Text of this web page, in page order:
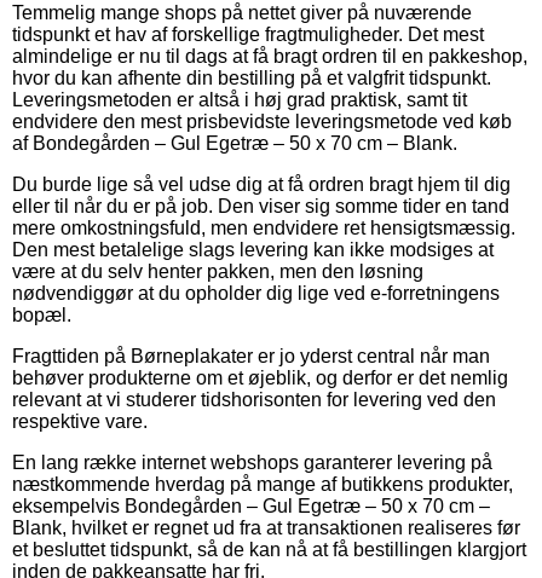
Temmelig mange shops på nettet giver på nuværende
tidspunkt et hav af forskellige fragtmuligheder. Det mest
almindelige er nu til dags at få bragt ordren til en pakkeshop,
hvor du kan afhente din bestilling på et valgfrit tidspunkt.
Leveringsmetoden er altså i høj grad praktisk, samt tit
endvidere den mest prisbevidste leveringsmetode ved køb
af Bondegården – Gul Egetræ – 50 x 70 cm – Blank.
Du burde lige så vel udse dig at få ordren bragt hjem til dig
eller til når du er på job. Den viser sig somme tider en tand
mere omkostningsfuld, men endvidere ret hensigtsmæssig.
Den mest betalelige slags levering kan ikke modsiges at
være at du selv henter pakken, men den løsning
nødvendiggør at du opholder dig lige ved e-forretningens
bopæl.
Fragttiden på Børneplakater er jo yderst central når man
behøver produkterne om et øjeblik, og derfor er det nemlig
relevant at vi studerer tidshorisonten for levering ved den
respektive vare.
En lang række internet webshops garanterer levering på
næstkommende hverdag på mange af butikkens produkter,
eksempelvis Bondegården – Gul Egetræ – 50 x 70 cm –
Blank, hvilket er regnet ud fra at transaktionen realiseres før
et besluttet tidspunkt, så de kan nå at få bestillingen klargjort
inden de pakkeansatte har fri.